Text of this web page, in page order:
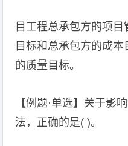
目工程总承包方的项
目标和总承包方的成
的质量目标。
【例题·单选】关于影
法，正确的是( )。